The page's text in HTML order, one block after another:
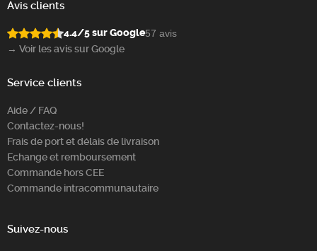
Avis clients
4.4/5 sur Google57 avis
→ Voir les avis sur Google
Service clients
Aide / FAQ
Contactez-nous!
Frais de port et délais de livraison
Echange et remboursement
Commande hors CEE
Commande intracommunautaire
Suivez-nous